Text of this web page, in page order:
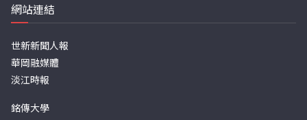
網站連結
世新新聞人報
華岡融媒體
淡江時報
銘傳大學